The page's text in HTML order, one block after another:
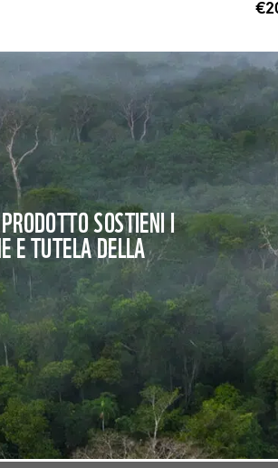
SOSTIENI I
E TUTELA DELLA